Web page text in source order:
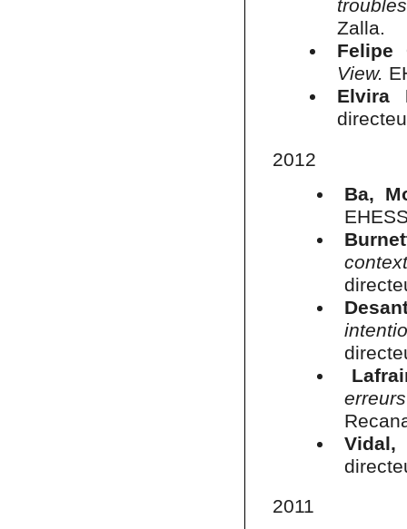
Zalla.
Felipe
View.
Elvira
2012
Ba,
Vidal,
2011